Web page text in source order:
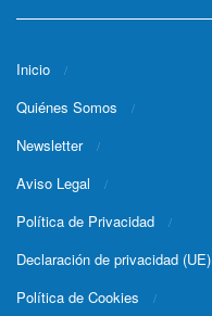
Inicio
Quiénes Somos
Newsletter
Aviso Legal
Política de Privacidad
Declaración de privacidad (UE)
Política de Cookies